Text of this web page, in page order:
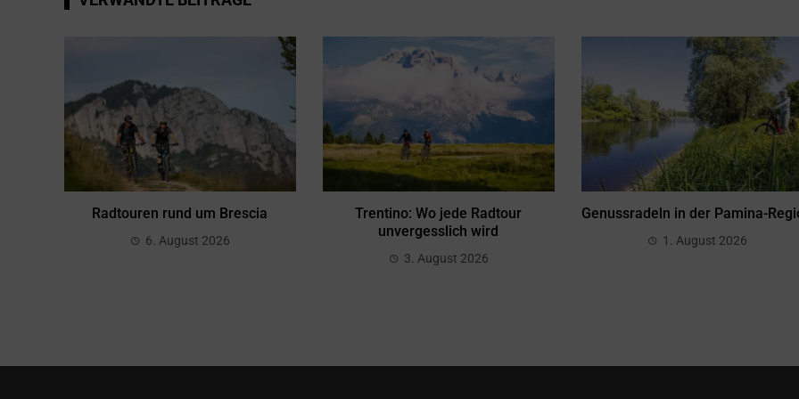
Radtouren rund um Brescia
6. August 2026
Trentino: Wo jede Radtour
unvergesslich wird
3. August 2026
Genussradeln in der Pamina-
1. August 2026